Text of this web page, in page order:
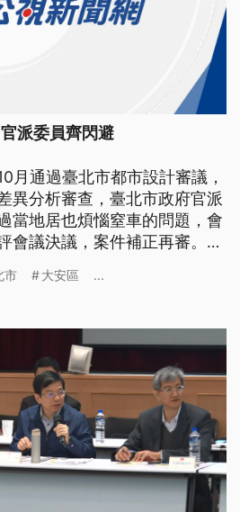
派委員齊閃避
月通過臺北市都市設計審議，
異分析審查，臺北市政府官派
當地居也煩惱窒車的問題，會
會議決議，案件補正再審。
境差異分析審查，會議才開始
大安區新仁里長 吳建德==
市 大安區 ...